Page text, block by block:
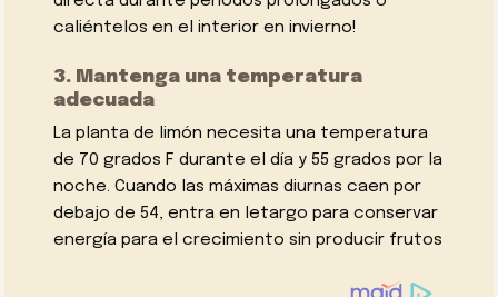
caliéntelos en el interior en invierno!
3. Mantenga una temperatura
adecuada
La planta de limón necesita una temperatura
de 70 grados F durante el día y 55 grados por la
noche. Cuando las máximas diurnas caen por
debajo de 54, entra en letargo para conservar
energía para el crecimiento sin producir frutos